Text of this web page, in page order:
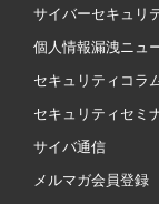
サイバーセキュリ
個人情報漏洩ニュ
セキュリティコラ
セキュリティセミ
サイバ通信
メルマガ会員登録